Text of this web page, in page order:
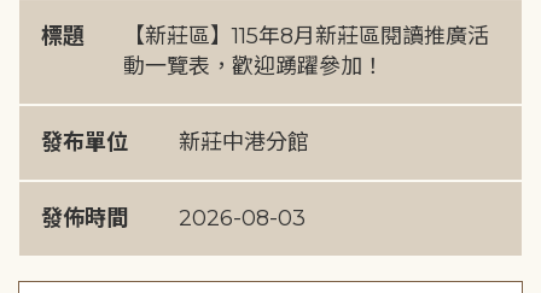
標題
【新莊區】115年8月新莊區閱讀推廣活
動一覽表，歡迎踴躍參加！
發布單位 新莊中港分館
發佈時間 2026-08-03